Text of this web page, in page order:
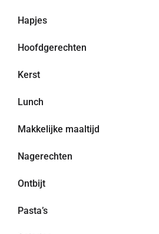
Hapjes
Hoofdgerechten
Kerst
Lunch
Makkelijke maaltijd
Nagerechten
Ontbijt
Pasta’s